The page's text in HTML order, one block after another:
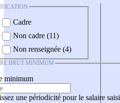
Cadre
Non cadre (11)
Non renseignée (4)
BRUT MINIMUM
minimum
une périodicité pour le salaire saisi